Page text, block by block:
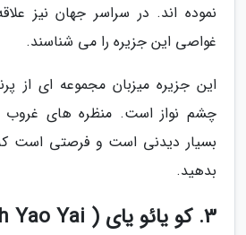
نموده اند. در سراسر جهان نیز
غواصی این جزیره را می شناسند.
این جزیره میزبان مجموعه ای از
چشم نواز است. منظره های غروب
بسیار دیدنی است و فرصتی است
بدهید.
3. کو یائو یای ( Koh Yao Yai )